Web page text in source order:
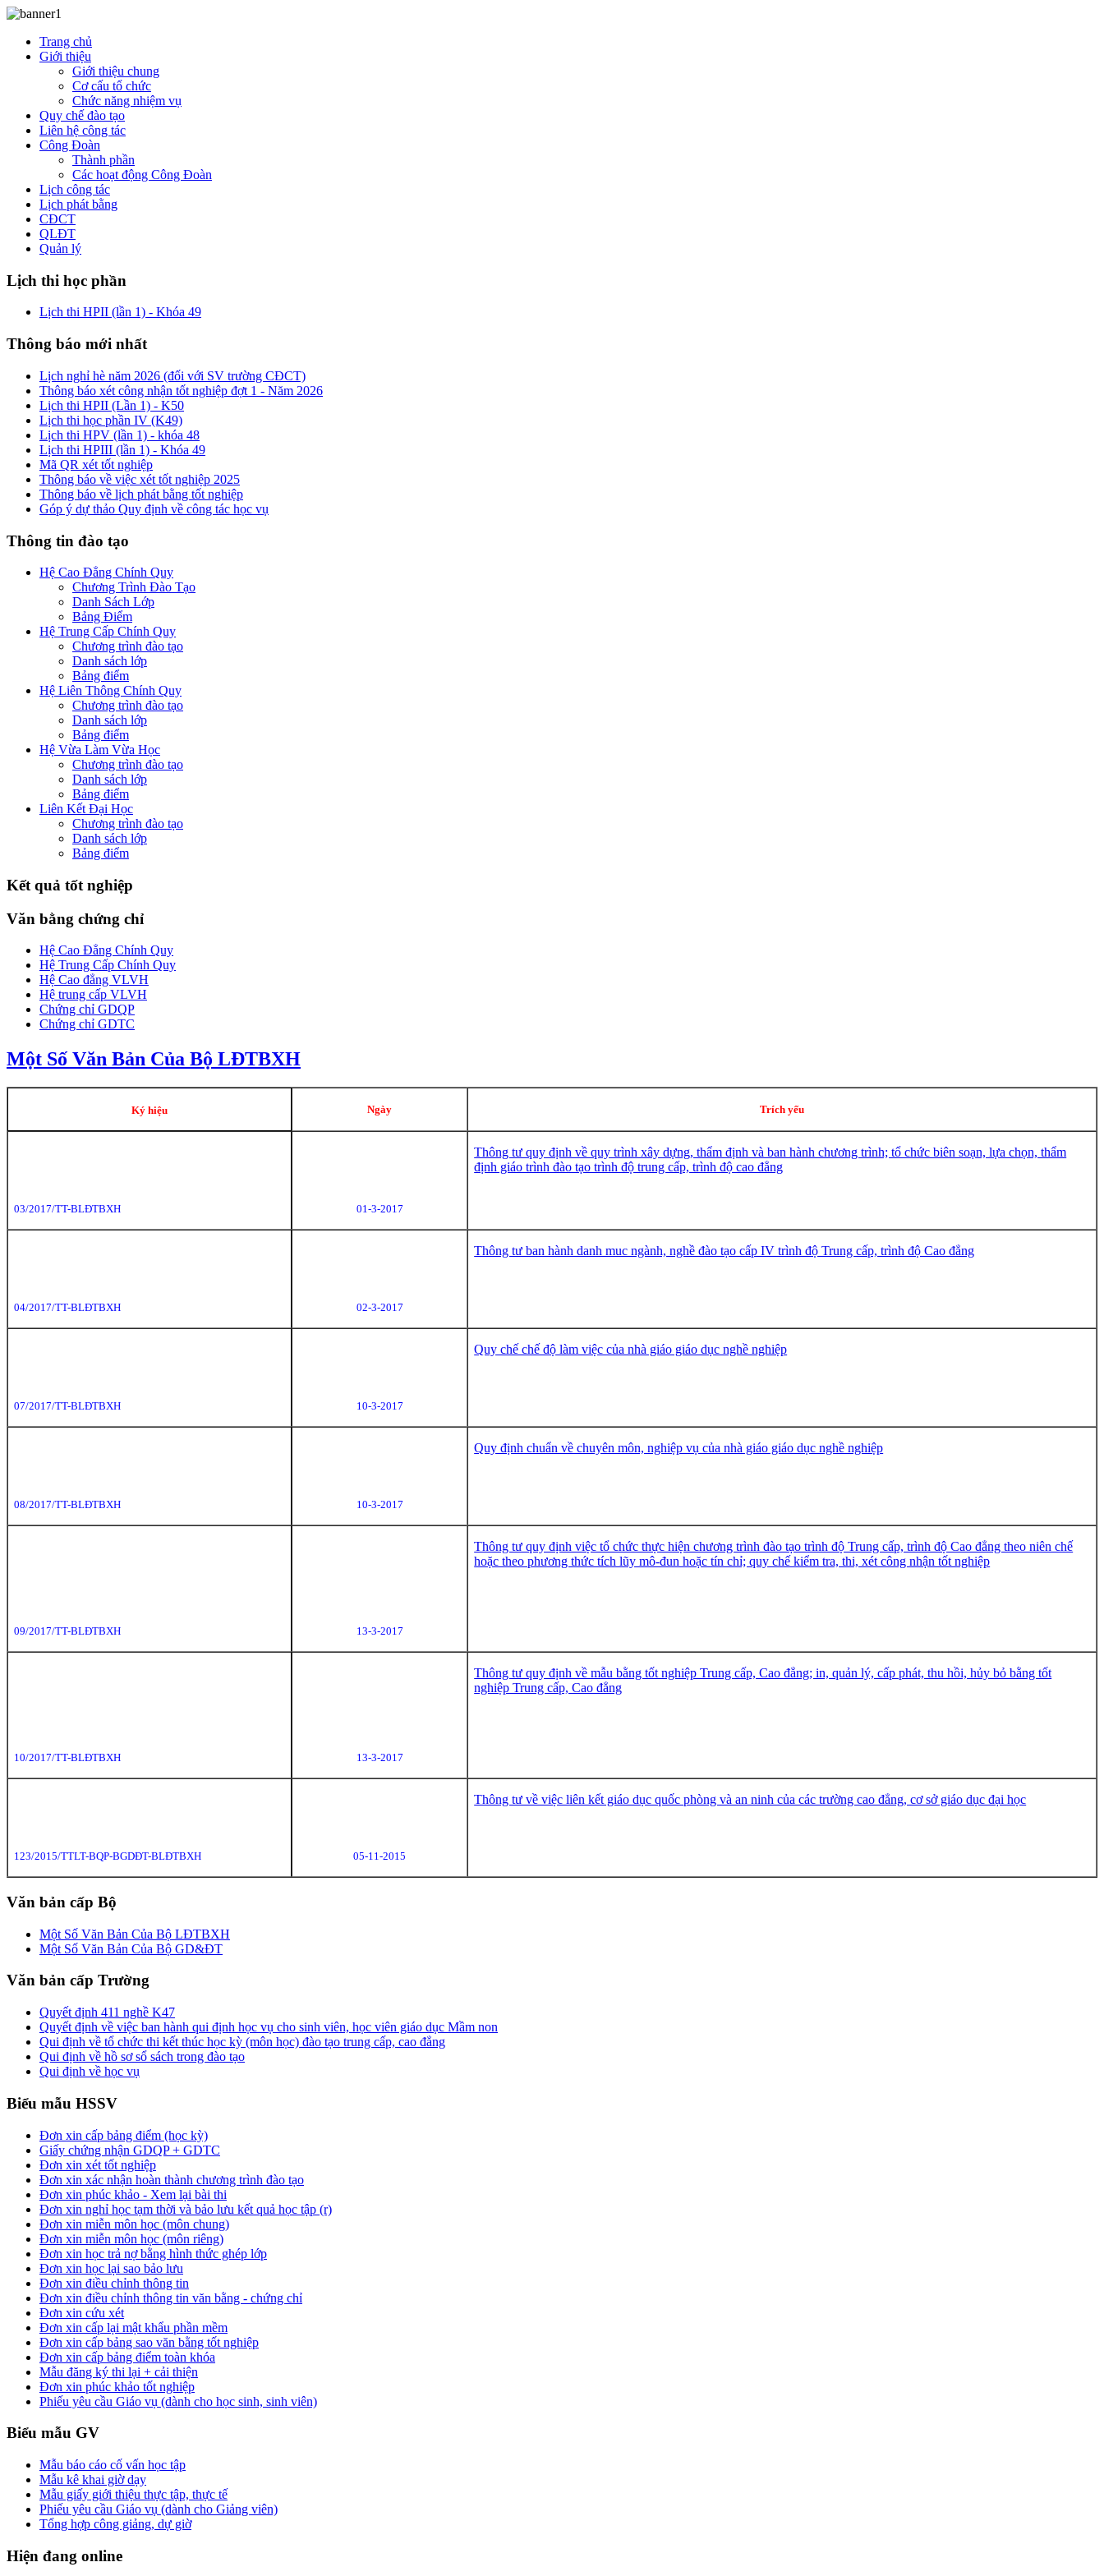
Trang chủ
Giới thiệu
Giới thiệu chung
Cơ cấu tổ chức
Chức năng nhiệm vụ
Quy chế đào tạo
Liên hệ công tác
Công Đoàn
Thành phần
Các hoạt động Công Đoàn
Lịch công tác
Lịch phát bằng
CĐCT
QLĐT
Quản lý
Lịch thi học phần
Lịch thi HPII (lần 1) - Khóa 49
Thông báo mới nhất
Lịch nghỉ hè năm 2026 (đối với SV trường CĐCT)
Thông báo xét công nhận tốt nghiệp đợt 1 - Năm 2026
Lịch thi HPII (Lần 1) - K50
Lịch thi học phần IV (K49)
Lịch thi HPV (lần 1) - khóa 48
Lịch thi HPIII (lần 1) - Khóa 49
Mã QR xét tốt nghiệp
Thông báo về việc xét tốt nghiệp 2025
Thông báo về lịch phát bằng tốt nghiệp
Góp ý dự thảo Quy định về công tác học vụ
Thông tin đào tạo
Hệ Cao Đẳng Chính Quy
Chương Trình Đào Tạo
Danh Sách Lớp
Bảng Điểm
Hệ Trung Cấp Chính Quy
Chương trình đào tạo
Danh sách lớp
Bảng điểm
Hệ Liên Thông Chính Quy
Chương trình đào tạo
Danh sách lớp
Bảng điểm
Hệ Vừa Làm Vừa Học
Chương trình đào tạo
Danh sách lớp
Bảng điểm
Liên Kết Đại Học
Chương trình đào tạo
Danh sách lớp
Bảng điểm
Kết quả tốt nghiệp
Văn bằng chứng chỉ
Hệ Cao Đẳng Chính Quy
Hệ Trung Cấp Chính Quy
Hệ Cao đẳng VLVH
Hệ trung cấp VLVH
Chứng chỉ GDQP
Chứng chỉ GDTC
Một Số Văn Bản Của Bộ LĐTBXH
Ký hiệu Ngày Trích yếu
03/2017/TT-BLĐTBXH 01-3-2017
Thông tư quy định về quy trình xây dựng, thẩm định và ban hành chương trình; tổ chức biên soạn, lựa chọn, thẩm
định giáo trình đào tạo trình độ trung cấp, trình độ cao đẳng
04/2017/TT-BLĐTBXH 02-3-2017
Thông tư ban hành danh muc ngành, nghề đào tạo cấp IV trình độ Trung cấp, trình độ Cao đẳng
07/2017/TT-BLĐTBXH 10-3-2017
Quy chế chế độ làm việc của nhà giáo giáo dục nghề nghiệp
08/2017/TT-BLĐTBXH 10-3-2017
Quy định chuẩn về chuyên môn, nghiệp vụ của nhà giáo giáo dục nghề nghiệp
09/2017/TT-BLĐTBXH 13-3-2017
Thông tư quy định việc tổ chức thực hiện chương trình đào tạo trình độ Trung cấp, trình độ Cao đẳng theo niên chế
hoặc theo phương thức tích lũy mô-đun hoặc tín chỉ; quy chế kiểm tra, thi, xét công nhận tốt nghiệp
10/2017/TT-BLĐTBXH 13-3-2017
Thông tư quy định về mẫu bằng tốt nghiệp Trung cấp, Cao đẳng; in, quản lý, cấp phát, thu hồi, hủy bỏ bằng tốt
nghiệp Trung cấp, Cao đẳng
123/2015/TTLT-BQP-BGDĐT-BLĐTBXH 05-11-2015
Thông tư về việc liên kết giáo dục quốc phòng và an ninh của các trường cao đẳng, cơ sở giáo dục đại học
Văn bản cấp Bộ
Một Số Văn Bản Của Bộ LĐTBXH
Một Số Văn Bản Của Bộ GD&ĐT
Văn bản cấp Trường
Quyết định 411 nghề K47
Quyết định về việc ban hành qui định học vụ cho sinh viên, học viên giáo dục Mầm non
Qui định về tổ chức thi kết thúc học kỳ (môn học) đào tạo trung cấp, cao đẳng
Qui định về hồ sơ sổ sách trong đào tạo
Qui định về học vụ
Biểu mẫu HSSV
Đơn xin cấp bảng điểm (học kỳ)
Giấy chứng nhận GDQP + GDTC
Đơn xin xét tốt nghiệp
Đơn xin xác nhận hoàn thành chương trình đào tạo
Đơn xin phúc khảo - Xem lại bài thi
Đơn xin nghỉ học tạm thời và bảo lưu kết quả học tập (r)
Đơn xin miễn môn học (môn chung)
Đơn xin miễn môn học (môn riêng)
Đơn xin học trả nợ bằng hình thức ghép lớp
Đơn xin học lại sao bảo lưu
Đơn xin điều chỉnh thông tin
Đơn xin điều chỉnh thông tin văn bằng - chứng chỉ
Đơn xin cứu xét
Đơn xin cấp lại mật khẩu phần mềm
Đơn xin cấp bảng sao văn bằng tốt nghiệp
Đơn xin cấp bảng điểm toàn khóa
Mẫu đăng ký thi lại + cải thiện
Đơn xin phúc khảo tốt nghiệp
Phiếu yêu cầu Giáo vụ (dành cho học sinh, sinh viên)
Biểu mẫu GV
Mẫu báo cáo cố vấn học tập
Mẫu kê khai giờ dạy
Mẫu giấy giới thiệu thực tập, thực tế
Phiếu yêu cầu Giáo vụ (dành cho Giảng viên)
Tổng hợp công giảng, dự giờ
Hiện đang online